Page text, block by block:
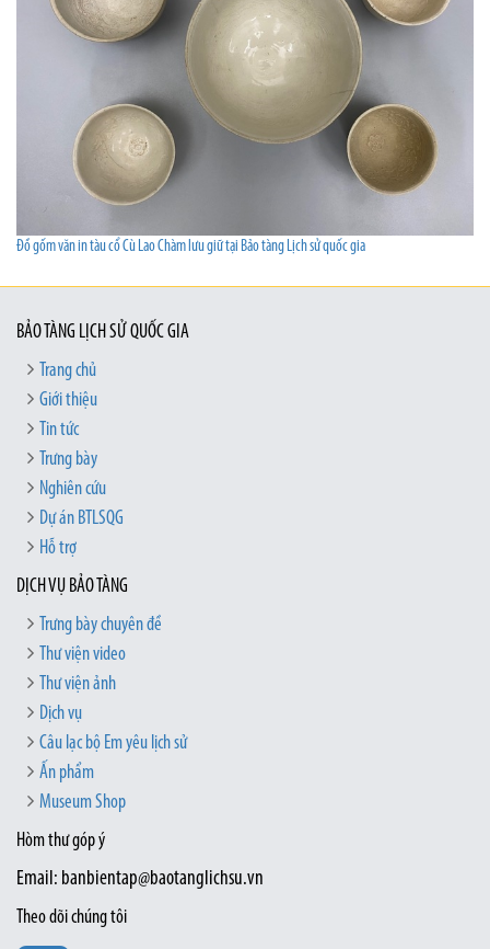
Đồ gốm văn in tàu cổ Cù Lao Chàm lưu giữ tại Bảo tàng Lịch sử quốc gia
BẢO TÀNG LỊCH SỬ QUỐC GIA
Trang chủ
Giới thiệu
Tin tức
Trưng bày
Nghiên cứu
Dự án BTLSQG
Hỗ trợ
DỊCH VỤ BẢO TÀNG
Trưng bày chuyên đề
Thư viện video
Thư viện ảnh
Dịch vụ
Câu lạc bộ Em yêu lịch sử
Ấn phẩm
Museum Shop
Hòm thư góp ý
Email: banbientap@baotanglichsu.vn
Theo dõi chúng tôi